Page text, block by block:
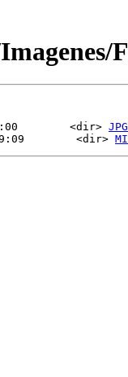
<dir> JPG
9:09        <dir>